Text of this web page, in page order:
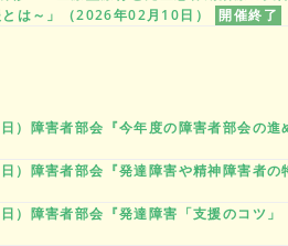
は～」（2026年02月10日）
開催終了
）障害者部会『今年度の障害者部会の進
）障害者部会『発達障害や精神障害者の
）障害者部会『発達障害「支援のコツ」